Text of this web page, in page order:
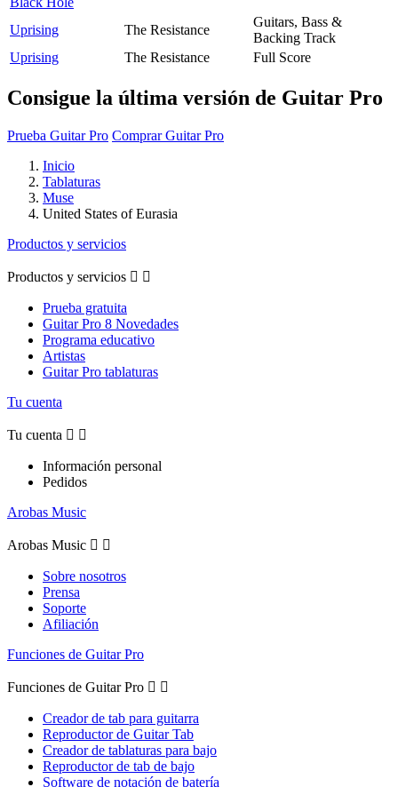
Uprising The Resistance
Guitars, Bass &
Backing Track
Uprising
The Resistance Full Score
Consigue la última versión de Guitar Pro
Prueba Guitar Pro Comprar Guitar Pro
Inicio
Tablaturas
Muse
United States of Eurasia
Productos y servicios
Productos y servicios  
Prueba gratuita
Guitar Pro 8 Novedades
Programa educativo
Artistas
Guitar Pro tablaturas
Tu cuenta
Tu cuenta  
Información personal
Pedidos
Arobas Music
Arobas Music  
Sobre nosotros
Prensa
Soporte
Afiliación
Funciones de Guitar Pro
Funciones de Guitar Pro  
Creador de tab para guitarra
Reproductor de Guitar Tab
Creador de tablaturas para bajo
Reproductor de tab de bajo
Software de notación de batería